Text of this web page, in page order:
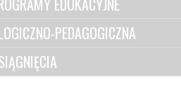
EDUKACYJNE
PEDAGOGICZNA